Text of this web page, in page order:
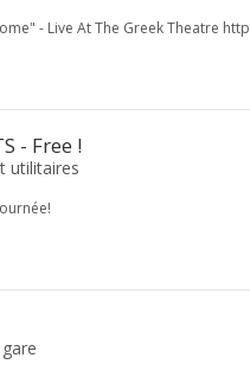
- Live At The Greek Theatre
- Free !
utilitaires